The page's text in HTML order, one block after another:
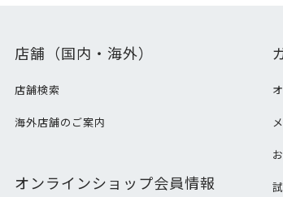
店舗（国内・海外）
店舗検索
海外店舗のご案内
オンラインショップ会員情報